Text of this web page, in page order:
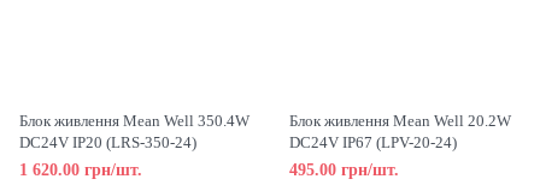
Блок живлення Mean Well 350.4W
DC24V IP20 (LRS-350-24)
1 620.00 грн/шт.
Блок живлення Mean Well 20.2W
DC24V IP67 (LPV-20-24)
495.00 грн/шт.